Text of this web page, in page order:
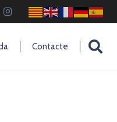
Contacte